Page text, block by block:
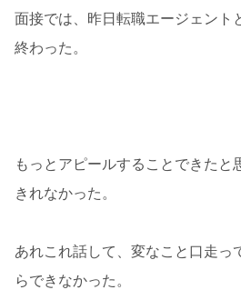
面接では、昨日転職エージェント
終わった。
もっとアピールすることできたと
きれなかった。
あれこれ話して、変なこと口走っ
らできなかった。